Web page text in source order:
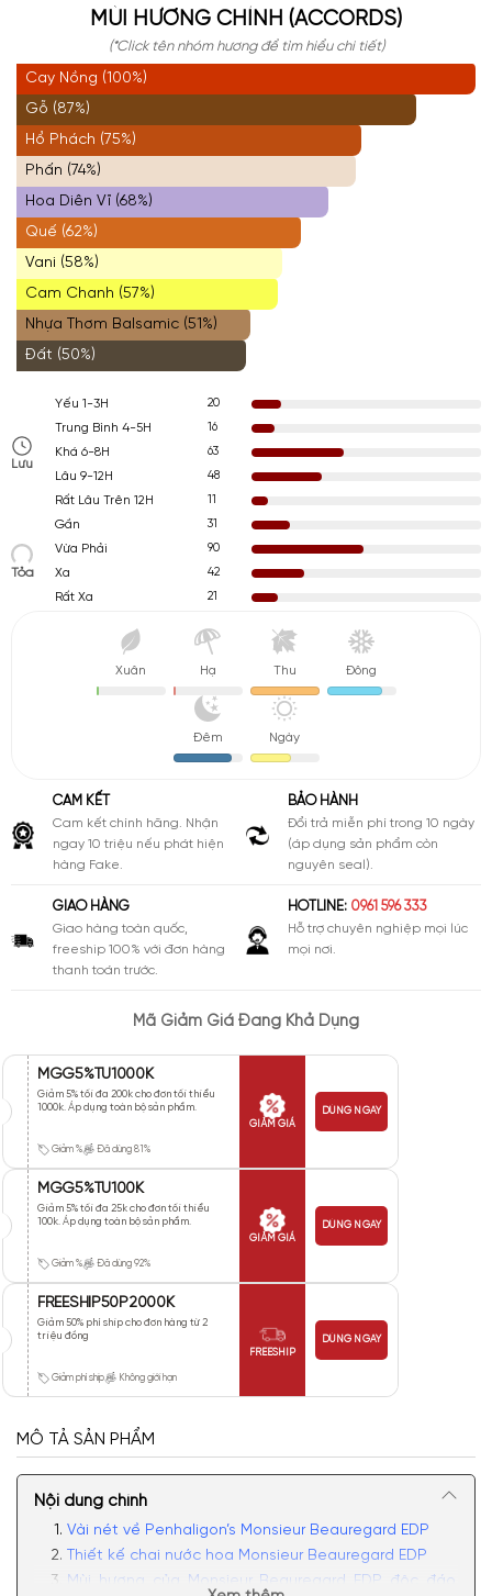
MÙI HƯƠNG CHÍNH (ACCORDS)
(*Click tên nhóm hương để tìm hiểu chi tiết)
Cay Nồng (100%)
Gỗ (87%)
Hổ Phách (75%)
Phấn (74%)
Hoa Diên Vĩ (68%)
Quế (62%)
Vani (58%)
Cam Chanh (57%)
Nhựa Thơm Balsamic (51%)
Đất (50%)
Lưu
Yếu 1-3H
20
Trung Bình 4-5H
16
Khá 6-8H
63
Lâu 9-12H
48
Rất Lâu Trên 12H
11
Tỏa
Gần
31
Vừa Phải
90
Xa
42
Rất Xa
21
Xuân Hạ Thu Đông
Đêm Ngày
CAM KẾT
Cam kết chính hãng. Nhận
ngay 10 triệu nếu phát hiện
hàng Fake.
BẢO HÀNH
Đổi trả miễn phí trong 10 ngày
(áp dụng sản phẩm còn
nguyên seal).
GIAO HÀNG
Giao hàng toàn quốc,
freeship 100% với đơn hàng
thanh toán trước.
HOTLINE: 0961 596 333
Hỗ trợ chuyên nghiệp mọi lúc
mọi nơi.
Mã Giảm Giá Đang Khả Dụng
MGG5%TU1000K
Giảm 5% tối đa 200k cho đơn tối thiểu
1000k. Áp dụng toàn bộ sản phẩm.
Giảm % Đã dùng 81%
GIẢM GIÁ
DÙNG NGAY
MGG5%TU100K
Giảm 5% tối đa 25k cho đơn tối thiểu
100k. Áp dụng toàn bộ sản phẩm.
Giảm % Đã dùng 92%
GIẢM GIÁ
DÙNG NGAY
FREESHIP50P2000K
Giảm 50% phí ship cho đơn hàng từ 2
triệu đồng
Giảm phí ship Không giới hạn
FREESHIP
DÙNG NGAY
MÔ TẢ SẢN PHẨM
Nội dung chính
Vài nét về Penhaligon’s Monsieur Beauregard EDP
Thiết kế chai nước hoa Monsieur Beauregard EDP
Mùi hương của Monsieur Beauregard EDP độc đáo,